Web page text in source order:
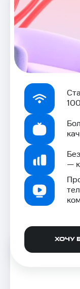
—
ХОЧУ